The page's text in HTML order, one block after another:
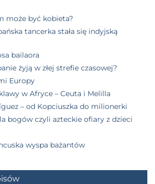
może być kobieta?
tancerka stała się indyjską
bailaora
żyją w złej strefie czasowej?
Europy
w Afryce – Ceuta i Melilla
– od Kopciuszka do milionerki
bogów czyli azteckie ofiary z dzieci
wyspa bażantów